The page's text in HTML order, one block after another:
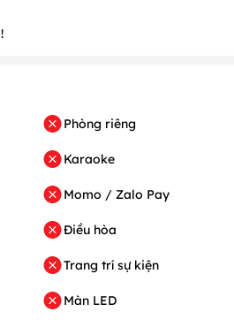
Phòng riêng
Karaoke
Momo / Zalo Pay
Điều hòa
Trang trí sự kiện
Màn LED